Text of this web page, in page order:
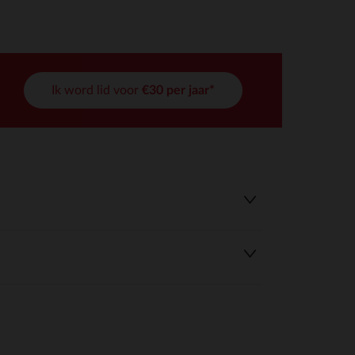
Ik word lid voor €30 per jaar*